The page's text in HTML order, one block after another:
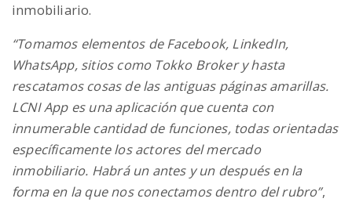
inmobiliario.
“Tomamos elementos de Facebook, LinkedIn,
WhatsApp, sitios como Tokko Broker y hasta
rescatamos cosas de las antiguas páginas amarillas.
LCNI App es una aplicación que cuenta con
innumerable cantidad de funciones, todas orientadas
específicamente los actores del mercado
inmobiliario. Habrá un antes y un después en la
forma en la que nos conectamos dentro del rubro”,